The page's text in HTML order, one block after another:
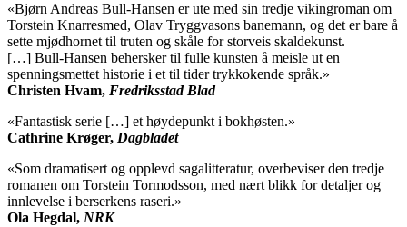
«Bjørn Andreas Bull-Hansen er ute med sin tredje vikingroman om
Torstein Knarresmed, Olav Tryggvasons banemann, og det er bare å
sette mjødhornet til truten og skåle for storveis skaldekunst.
[…] Bull-Hansen behersker til fulle kunsten å meisle ut en
spenningsmettet historie i et til tider trykkokende språk.»
Christen Hvam, Fredriksstad Blad
«Fantastisk serie […] et høydepunkt i bokhøsten.»
Cathrine Krøger, Dagbladet
«Som dramatisert og opplevd sagalitteratur, overbeviser den tredje
romanen om Torstein Tormodsson, med nært blikk for detaljer og
innlevelse i berserkens raseri.»
Ola Hegdal, NRK